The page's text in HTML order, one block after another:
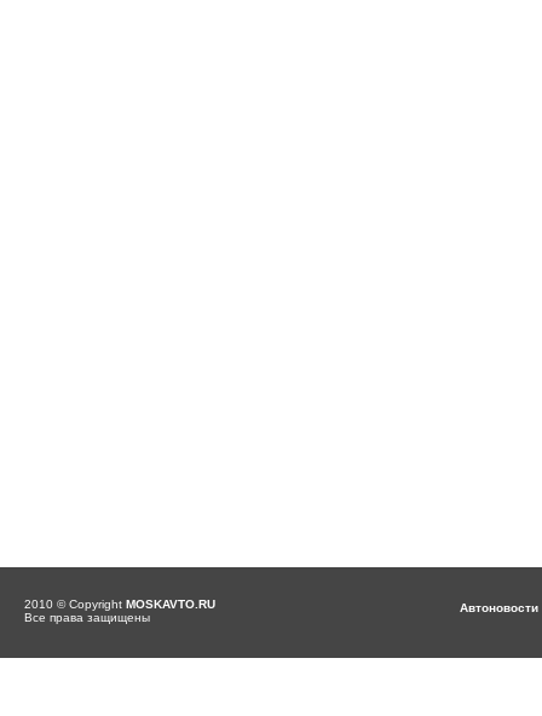
2010 © Copyright MOSKAVTO.RU
Все права защищены
Автоновости